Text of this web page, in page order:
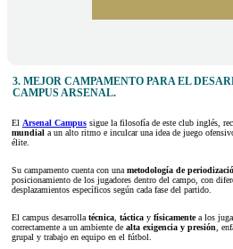
3. MEJOR CAMPAMENTO PARA EL
CAMPUS ARSENAL.
El Arsenal Campus sigue la filosofía de este club inglés,
mundial a un alto ritmo e inculcar una idea de juego
élite.
Su campamento cuenta con unametodología de
posicionamiento de los jugadores dentro del campo, con
desplazamientos específicos según cada fase del partido.
El campus desarrollatécnica, táctica y físicamentea los
correctamente a un ambiente de alta exigencia y presión,
grupal y trabajo en equipo en el fútbol.